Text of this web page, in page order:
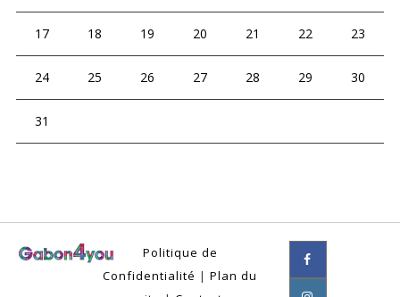
17 18 19 20 21 22 23
24 25 26 27 28 29 30
31
Politique de
Confidentialité | Plan du